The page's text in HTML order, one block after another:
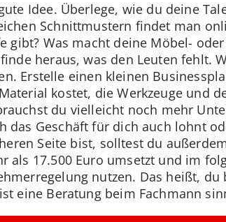
Idee. Überlege, wie du deine
Schnittmustern findet man
Was macht deine Möbel-
heraus, was den Leuten fehlt.
Erstelle einen kleinen
kostet, die Werkzeuge und
du vielleicht noch mehr
das Geschäft für dich auch lohnt
Seite bist, solltest du
17.500 Euro umsetzt und im
nutzen. Das heißt,
eine Beratung beim Fachmann